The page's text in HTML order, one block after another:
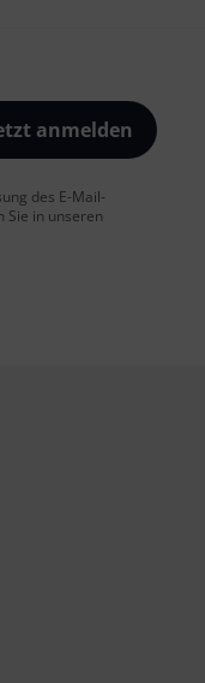
anmelden
des E-Mail-
Sie in unseren